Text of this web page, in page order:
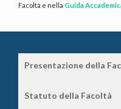
Facoltà e nella Guida
Presentazione della
Statuto della Facoltà